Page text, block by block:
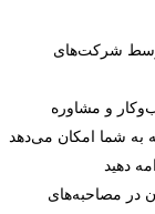
توسط شرکت‌های
و مشاوره
به شما امکان می‌دهد
دهید
در مصاحبه‌های